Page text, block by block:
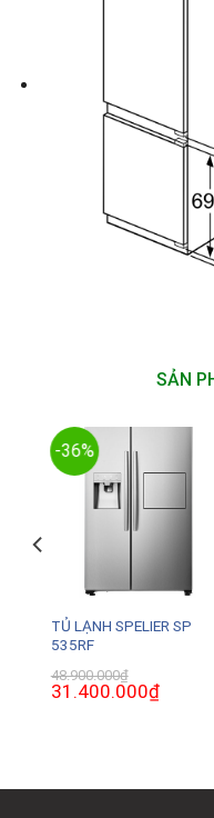
SẢN
-36%
TỦ LẠNH SPELIER SP
535RF
48.900.000₫
Giá
gốc
31.400.000₫Giá
hiện